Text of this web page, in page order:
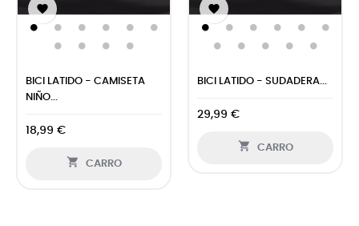

BICI LATIDO - CAMISETA
NIÑO...
18,99 €
 CARRO

BICI LATIDO - SUDADERA...
29,99 €
 CARRO